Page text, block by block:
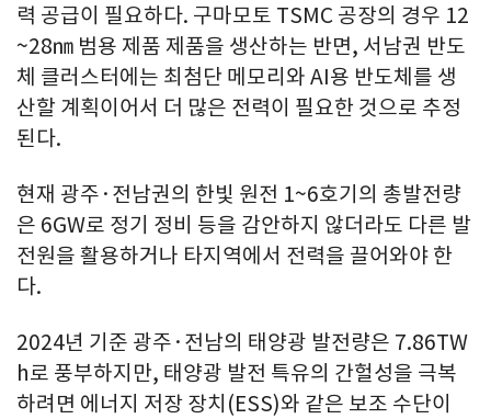
력 공급이 필요하다. 구마모토 TSMC 공장의 경우 12
~28㎚ 범용 제품 제품을 생산하는 반면, 서남권 반도
체 클러스터에는 최첨단 메모리와 AI용 반도체를 생
산할 계획이어서 더 많은 전력이 필요한 것으로 추정
된다.
현재 광주·전남권의 한빛 원전 1~6호기의 총발전량
은 6GW로 정기 정비 등을 감안하지 않더라도 다른 발
전원을 활용하거나 타지역에서 전력을 끌어와야 한
다.
2024년 기준 광주·전남의 태양광 발전량은 7.86TW
h로 풍부하지만, 태양광 발전 특유의 간헐성을 극복
하려면 에너지 저장 장치(ESS)와 같은 보조 수단이